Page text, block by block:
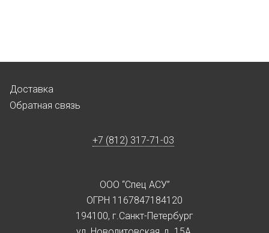
Доставка
Обратная связь
+7 (812) 317-71-03
ООО “Спец АСУ”
ОГРН 1167847184120
194100, г.Санкт-Петербург